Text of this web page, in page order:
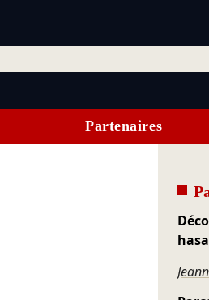
Partenaires